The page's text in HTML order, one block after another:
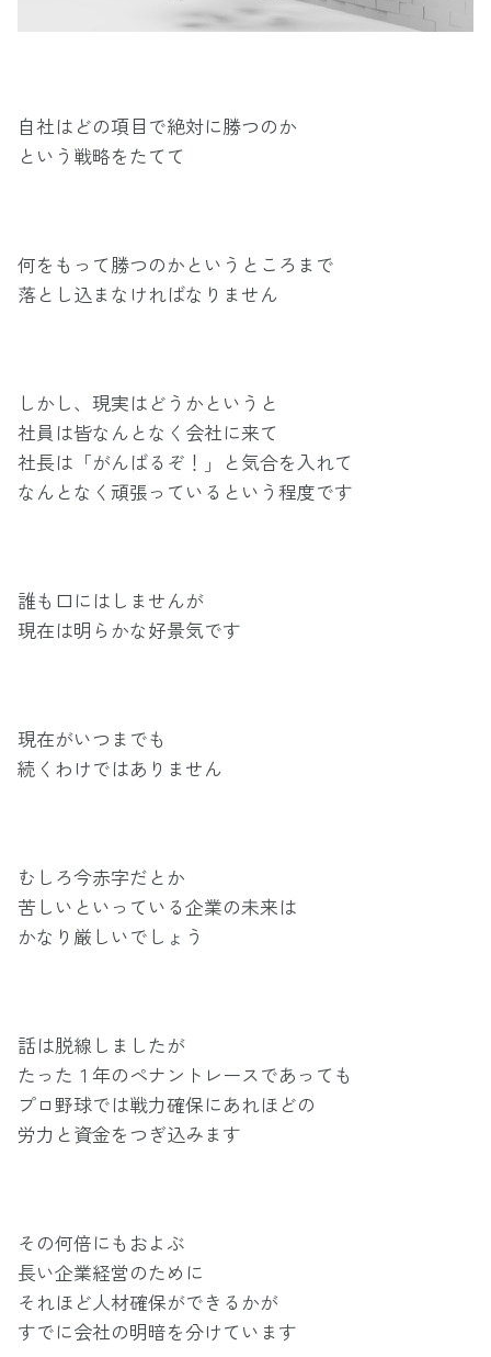
自社はどの項目で絶対に勝つのか
という戦略をたてて
何をもって勝つのかというところまで
落とし込まなければなりません
しかし、現実はどうかというと
社員は皆なんとなく会社に来て
社長は「がんばるぞ！」と気合を入れて
なんとなく頑張っているという程度です
誰も口にはしませんが
現在は明らかな好景気です
現在がいつまでも
続くわけではありません
むしろ今赤字だとか
苦しいといっている企業の未来は
かなり厳しいでしょう
話は脱線しましたが
たった１年のペナントレースであっても
プロ野球では戦力確保にあれほどの
労力と資金をつぎ込みます
その何倍にもおよぶ
長い企業経営のために
それほど人材確保ができるかが
すでに会社の明暗を分けています